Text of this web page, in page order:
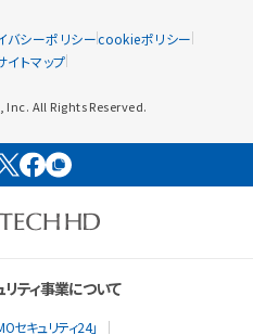
バシーポリシーcookieポリシー
イトマップ
All Rights Reserved.
ティ事業について
セキュリティ24」